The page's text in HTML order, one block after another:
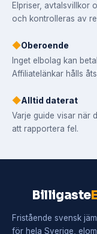
Elpriser, avtalsvillkor
och kontrolleras av
◆Oberoende
Inget elbolag kan
Affiliatelänkar hålls
◆Alltid daterat
Varje guide visar när
att rapportera fel.
Billigaste
Fristående svensk
för hela Sverige,